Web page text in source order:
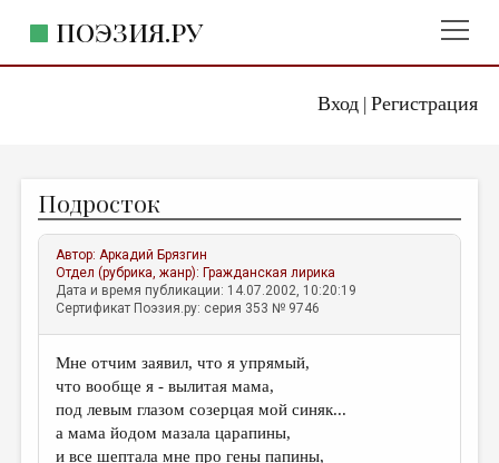
Вход| Регистрация
ПОЭЗИЯ.РУ
ЖАНРЫ
АВТОРЫ
КОММЕНТАРИИ
ЛИТСАЛОН
НОВОСТИ
ПРАВИЛА САЙТА
ОТДЕЛЫ И РУБРИКИ
Подросток
Автор:Аркадий Брязгин
Отдел (рубрика, жанр): Гражданская лирика
Дата и время публикации: 14.07.2002, 10:20:19
Сертификат Поэзия.ру: серия 353 № 9746
Мне отчим заявил, что я упрямый,
что вообще я - вылитая мама,
под левым глазом созерцая мой синяк...
а мама йодом мазала царапины,
и все шептала мне про гены папины,